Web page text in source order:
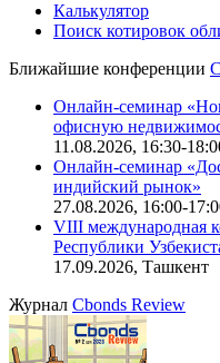
IT-аккредитация
Поиск котировок
Ближайшие конференции
Онлайн-семинар
офисную
11.08.2026, 16:30-
Онлайн-семинар
индийский рынок»
VIII международная
Республики
17.09.2026, Ташкент